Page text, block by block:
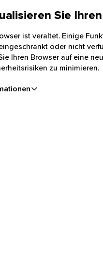
Sie
ist veraltet. Einige
oder nicht
Ihren Browser auf eine
zu minimieren.